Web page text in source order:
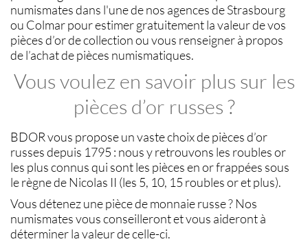
numismatesdans l'une de nos agences deStrasbourg
ou Colmarpour estimer gratuitement lavaleur de vos
pièces d’or de collectionou vous renseigner à propos
de l’achat de pièces numismatiques.
Vous voulez en savoir plus sur les
pièces d’or russes ?
BDORvous propose un vaste choix depièces d’or
russesdepuis 1795 : nous y retrouvons les roubles or
les plus connus qui sont les pièces en orfrappées sous
le règne de Nicolas II (les 5, 10, 15 roubles oret plus).
Vous détenez unepièce de monnaie russe? Nos
numismatesvous conseilleront et vous aideront à
déterminer la valeur de celle-ci.